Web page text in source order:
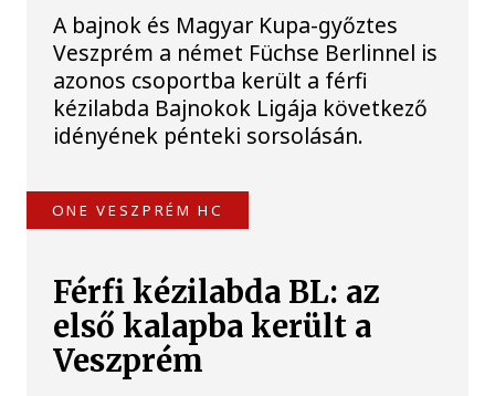
A bajnok és Magyar Kupa-győztes
Veszprém a német Füchse Berlinnel is
azonos csoportba került a férfi
kézilabda Bajnokok Ligája következő
idényének pénteki sorsolásán.
ONE VESZPRÉM HC
Férfi kézilabda BL: az
első kalapba került a
Veszprém